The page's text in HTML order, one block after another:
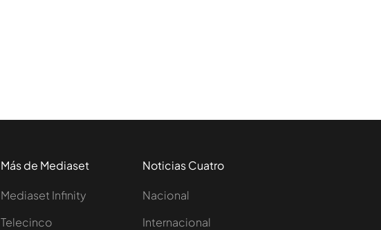
Más de Mediaset
Mediaset Infinity
Telecinco
Noticias Cuatro
Nacional
Internacional